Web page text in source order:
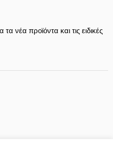
νέα προϊόντα και τις ειδικές